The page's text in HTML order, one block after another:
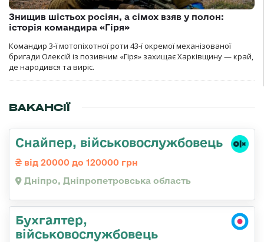
Знищив шістьох росіян, а сімох взяв у полон:
історія командира «Гіря»
Командир 3-ї мотопіхотної роти 43-ї окремої механізованої
бригади Олексій із позивним «Гіря» захищає Харківщину — край,
де народився та виріс.
ВАКАНСІЇ
Снайпер, військовослужбовець
від 20000 до 120000 грн
Дніпро, Дніпропетровська область
Бухгалтер,
військовослужбовець